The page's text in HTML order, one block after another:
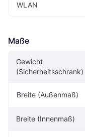
WLAN
Maße
Gewicht
(Sicherheitsschrank)
Breite (Außenmaß)
Breite (Innenmaß)